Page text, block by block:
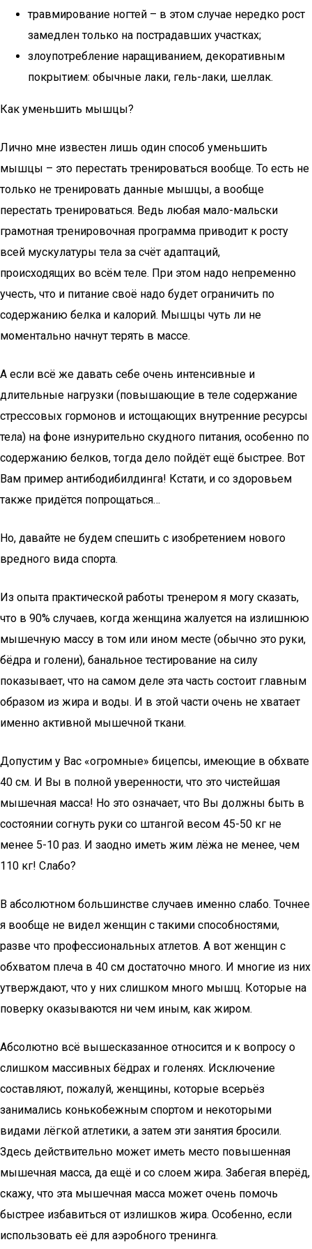
травмирование ногтей – в этом случае нередко рост
замедлен только на пострадавших участках;
злоупотребление наращиванием, декоративным
покрытием: обычные лаки, гель-лаки, шеллак.
Как уменьшить мышцы?
Лично мне известен лишь один способ уменьшить
мышцы – это перестать тренироваться вообще. То есть не
только не тренировать данные мышцы, а вообще
перестать тренироваться. Ведь любая мало-мальски
грамотная тренировочная программа приводит к росту
всей мускулатуры тела за счёт адаптаций,
происходящих во всём теле. При этом надо непременно
учесть, что и питание своё надо будет ограничить по
содержанию белка и калорий. Мышцы чуть ли не
моментально начнут терять в массе.
А если всё же давать себе очень интенсивные и
длительные нагрузки (повышающие в теле содержание
стрессовых гормонов и истощающих внутренние ресурсы
тела) на фоне изнурительно скудного питания, особенно по
содержанию белков, тогда дело пойдёт ещё быстрее. Вот
Вам пример антибодибилдинга! Кстати, и со здоровьем
также придётся попрощаться…
Но, давайте не будем спешить с изобретением нового
вредного вида спорта.
Из опыта практической работы тренером я могу сказать,
что в 90% случаев, когда женщина жалуется на излишнюю
мышечную массу в том или ином месте (обычно это руки,
бёдра и голени), банальное тестирование на силу
показывает, что на самом деле эта часть состоит главным
образом из жира и воды. И в этой части очень не хватает
именно активной мышечной ткани.
Допустим у Вас «огромные» бицепсы, имеющие в обхвате
40 см. И Вы в полной уверенности, что это чистейшая
мышечная масса! Но это означает, что Вы должны быть в
состоянии согнуть руки со штангой весом 45-50 кг не
менее 5-10 раз. И заодно иметь жим лёжа не менее, чем
110 кг! Слабо?
В абсолютном большинстве случаев именно слабо. Точнее
я вообще не видел женщин с такими способностями,
разве что профессиональных атлетов. А вот женщин с
обхватом плеча в 40 см достаточно много. И многие из них
утверждают, что у них слишком много мышц. Которые на
поверку оказываются ни чем иным, как жиром.
Абсолютно всё вышесказанное относится и к вопросу о
слишком массивных бёдрах и голенях. Исключение
составляют, пожалуй, женщины, которые всерьёз
занимались конькобежным спортом и некоторыми
видами лёгкой атлетики, а затем эти занятия бросили.
Здесь действительно может иметь место повышенная
мышечная масса, да ещё и со слоем жира. Забегая вперёд,
скажу, что эта мышечная масса может очень помочь
быстрее избавиться от излишков жира. Особенно, если
использовать её для аэробного тренинга.